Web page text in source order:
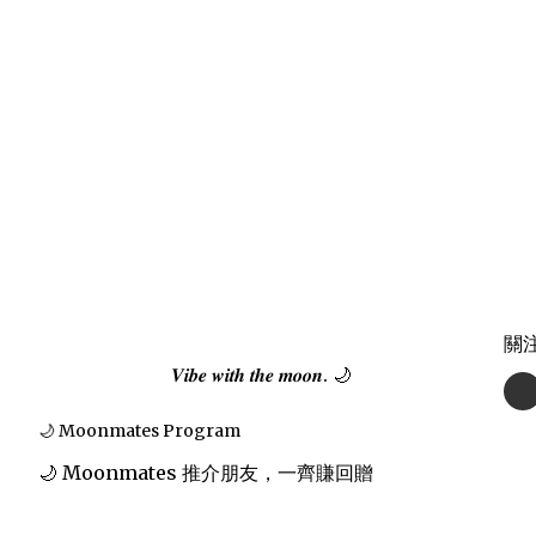
𝑽𝒊𝒃𝒆 𝒘𝒊𝒕𝒉 𝒕𝒉𝒆 𝒎𝒐𝒐𝒏. 🌙
🌙 Moonmates Program
🌙 Moonmates 推介朋友，一齊賺回贈
關